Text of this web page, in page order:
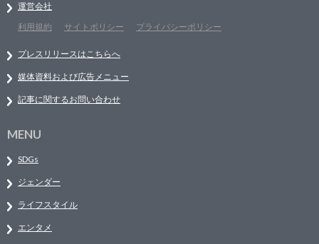
運営会社
利用規約
サイトポリシー プライバシーポリシー
プレスリリースはこちらへ
媒体資料および広告メニュー
記事に関するお問い合わせ
MENU
SDGs
ジェンダー
ライフスタイル
エンタメ